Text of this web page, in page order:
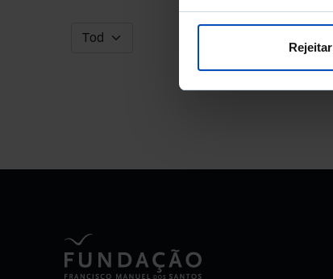
Rejeitar